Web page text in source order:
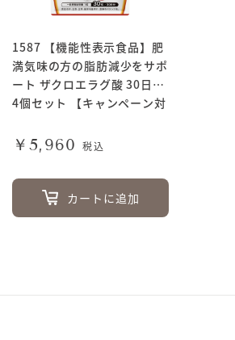
1587 【機能性表示食品】肥
満気味の方の脂肪減少をサポ
ート ザクロエラグ酸 30日分
4個セット 【キャンペーン対
￥5,960税込
カートに追加